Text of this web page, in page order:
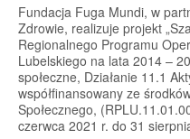
Fundacja Fuga Mundi, w
Zdrowie, realizuje projekt
Regionalnego Programu
Lubelskiego na lata 2014 –
społeczne, Działanie 11.1
współfinansowany ze
Społecznego,
czerwca 2021 r. do 31